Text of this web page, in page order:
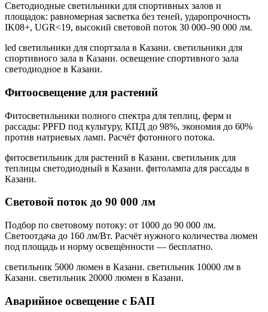
Светодиодные светильники для спортивных залов и
площадок: равномерная засветка без теней, ударопрочность
IK08+, UGR<19, высокий световой поток 30 000–90 000 лм.
led светильники для спортзала в Казани. светильники для
спортивного зала в Казани. освещение спортивного зала
светодиодное в Казани.
Фитоосвещение для растений
Фитосветильники полного спектра для теплиц, ферм и
рассады: PPFD под культуру, КПД до 98%, экономия до 60%
против натриевых ламп. Расчёт фотонного потока.
фитосветильник для растений в Казани. светильник для
теплицы светодиодный в Казани. фитолампа для рассады в
Казани.
Световой поток до 90 000 лм
Подбор по световому потоку: от 1000 до 90 000 лм.
Светоотдача до 160 лм/Вт. Расчёт нужного количества люмен
под площадь и норму освещённости — бесплатно.
светильник 5000 люмен в Казани. светильник 10000 лм в
Казани. светильник 20000 люмен в Казани.
Аварийное освещение с БАП